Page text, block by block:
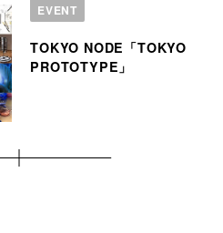
EVENT
TOKYO NODE「TOKYO
PROTOTYPE」